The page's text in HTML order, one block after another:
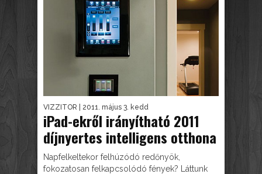
VIZZITOR | 2011. május 3. kedd
iPad-ekről irányítható 2011
díjnyertes intelligens otthona
Napfelkeltekor felhúzódó redőnyök,
fokozatosan felkapcsolódó fények? Láttunk